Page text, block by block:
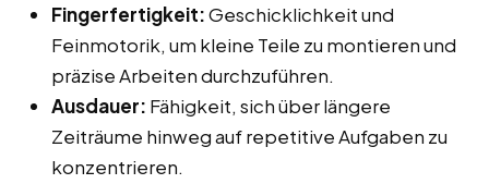
Fingerfertigkeit:Geschicklichkeit und
Feinmotorik, um kleine Teile zu montieren und
präzise Arbeiten durchzuführen.
Ausdauer: Fähigkeit, sich über längere
Zeiträume hinweg auf repetitive Aufgaben zu
konzentrieren.